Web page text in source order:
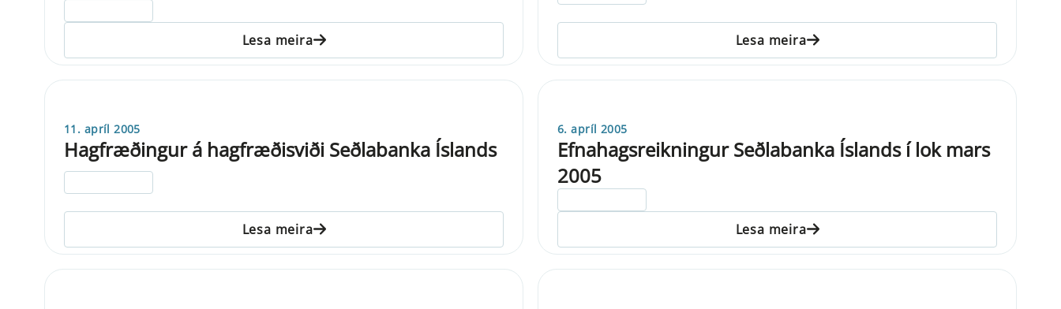
Lesa meira Lesa meira
11. apríl 2005
Hagfræðingur á hagfræðisviði Seðlabanka Íslands
Lesa meira
6. apríl 2005
Efnahagsreikningur Seðlabanka Íslands í lok mars
2005
Lesa meira